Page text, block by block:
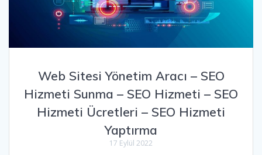
Web Sitesi Yönetim Aracı – SEO
Hizmeti Sunma – SEO Hizmeti – SEO
Hizmeti Ücretleri – SEO Hizmeti
Yaptırma
17 Eylül 2022